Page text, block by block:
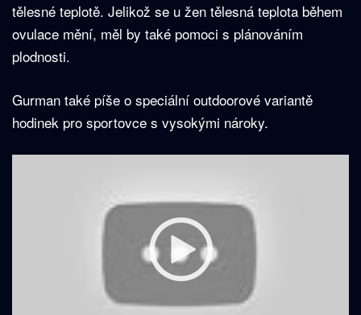
tělesné teplotě. Jelikož se u žen tělesná teplota během
ovulace mění, měl by také pomoci s plánováním
plodnosti.
Gurman také píše o speciální outdoorové variantě
hodinek pro sportovce s vysokými nároky.